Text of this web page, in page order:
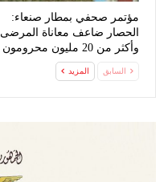
مؤتمر صحفي بمطار صنعاء:
الحصار ضاعف معاناة المرضى
وأكثر من 20 مليون محرومون
السابق المزيد